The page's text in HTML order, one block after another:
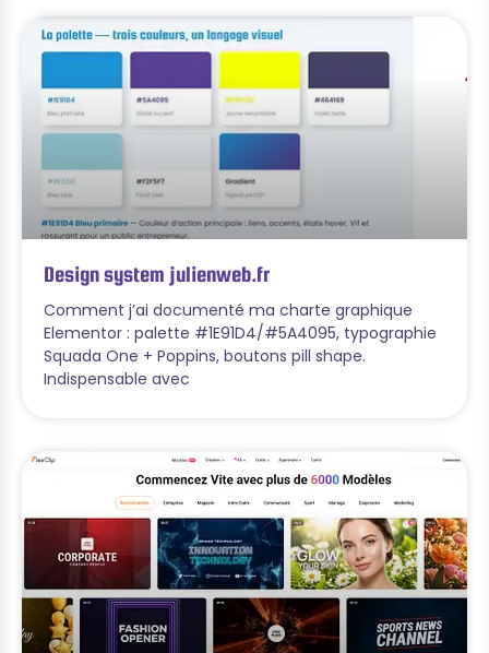
Design system julienweb.fr
Comment j’ai documenté ma charte graphique
Elementor : palette #1E91D4/#5A4095, typographie
Squada One + Poppins, boutons pill shape.
Indispensable avec